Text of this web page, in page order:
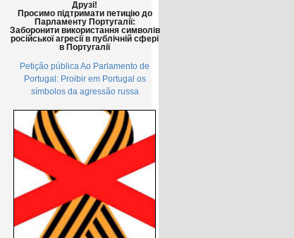
Друзі!
Просимо підтримати петицію до
Парламенту Португалії:
Заборонити використання символів
російської агресії в публічній сфері
в Португалії
Petição pública Ao Parlamento de
Portugal: Proibir em Portugal os
símbolos da agressão russa